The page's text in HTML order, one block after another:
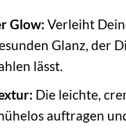
Glow: Verleiht
Glanz, der
lässt.
Die leichte,
auftragen